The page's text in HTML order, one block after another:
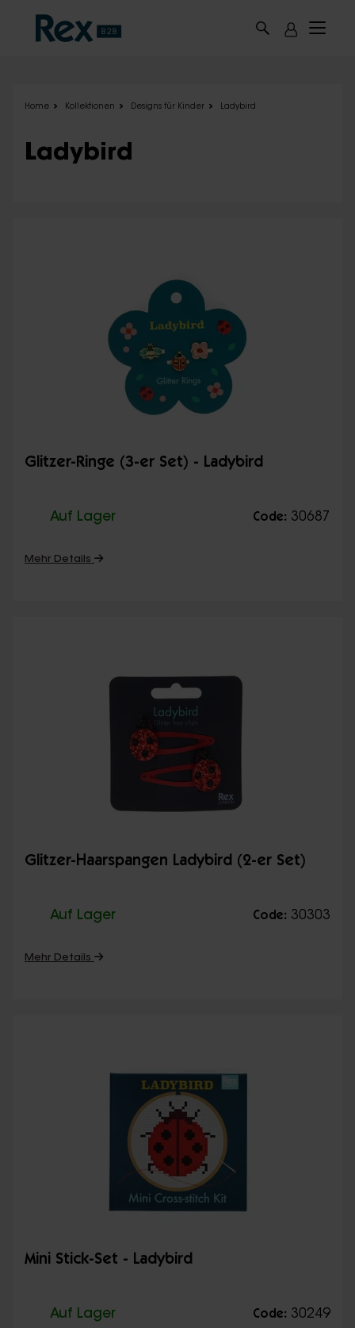
Home Kollektionen Designs für Kinder Ladybird
Ladybird
Glitzer-Ringe (3-er Set) - Ladybird
Auf Lager Code: 30687
Mehr Details
Glitzer-Haarspangen Ladybird (2-er Set)
Auf Lager Code: 30303
Mehr Details
Mini Stick-Set - Ladybird
Auf Lager Code: 30249